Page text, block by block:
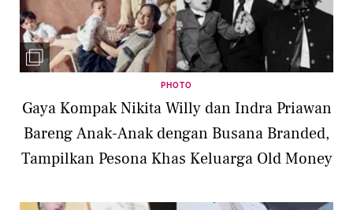
PHOTO
Gaya Kompak Nikita Willy dan Indra Priawan
Bareng Anak-Anak dengan Busana Branded,
Tampilkan Pesona Khas Keluarga Old Money